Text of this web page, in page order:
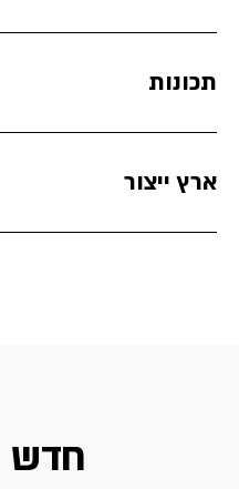
תכונות
ארץ ייצור
חדש